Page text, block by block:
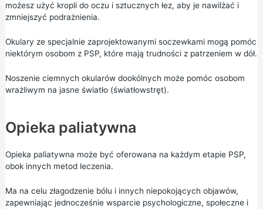
możesz użyć kropli do oczu i sztucznych łez, aby je nawilżać i
zmniejszyć podrażnienia.
Okulary ze specjalnie zaprojektowanymi soczewkami mogą pomóc
niektórym osobom z PSP, które mają trudności z patrzeniem w dół.
Noszenie ciemnych okularów dookólnych może pomóc osobom
wrażliwym na jasne światło (światłowstręt).
Opieka paliatywna
Opieka paliatywna może być oferowana na każdym etapie PSP,
obok innych metod leczenia.
Ma na celu złagodzenie bólu i innych niepokojących objawów,
zapewniając jednocześnie wsparcie psychologiczne, społeczne i